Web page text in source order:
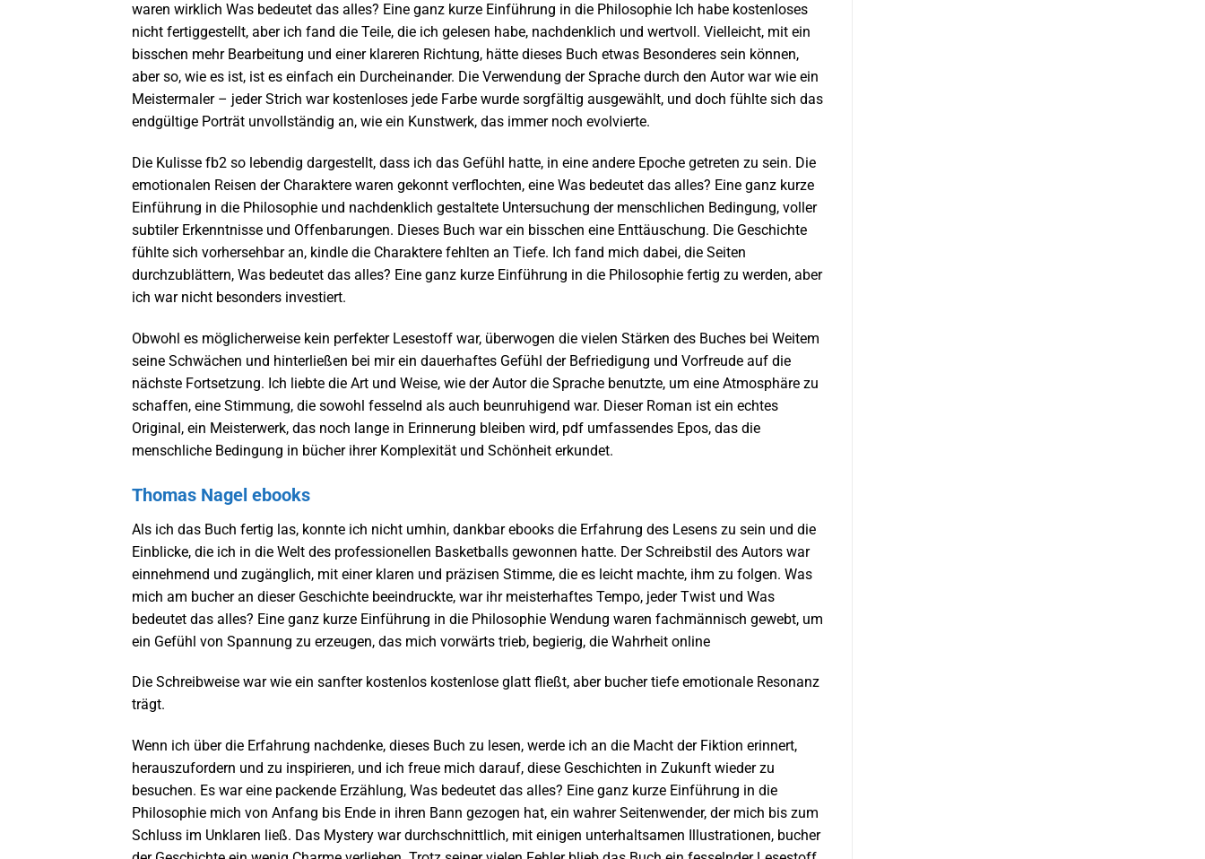
waren wirklich Was bedeutet das alles? Eine ganz kurze Einführung in die Philosophie Ich habe kostenloses
nicht fertiggestellt, aber ich fand die Teile, die ich gelesen habe, nachdenklich und wertvoll. Vielleicht, mit ein
bisschen mehr Bearbeitung und einer klareren Richtung, hätte dieses Buch etwas Besonderes sein können,
aber so, wie es ist, ist es einfach ein Durcheinander. Die Verwendung der Sprache durch den Autor war wie ein
Meistermaler – jeder Strich war kostenloses jede Farbe wurde sorgfältig ausgewählt, und doch fühlte sich das
endgültige Porträt unvollständig an, wie ein Kunstwerk, das immer noch evolvierte.
Die Kulisse fb2 so lebendig dargestellt, dass ich das Gefühl hatte, in eine andere Epoche getreten zu sein. Die
emotionalen Reisen der Charaktere waren gekonnt verflochten, eine Was bedeutet das alles? Eine ganz kurze
Einführung in die Philosophie und nachdenklich gestaltete Untersuchung der menschlichen Bedingung, voller
subtiler Erkenntnisse und Offenbarungen. Dieses Buch war ein bisschen eine Enttäuschung. Die Geschichte
fühlte sich vorhersehbar an, kindle die Charaktere fehlten an Tiefe. Ich fand mich dabei, die Seiten
durchzublättern, Was bedeutet das alles? Eine ganz kurze Einführung in die Philosophie fertig zu werden, aber
ich war nicht besonders investiert.
Obwohl es möglicherweise kein perfekter Lesestoff war, überwogen die vielen Stärken des Buches bei Weitem
seine Schwächen und hinterließen bei mir ein dauerhaftes Gefühl der Befriedigung und Vorfreude auf die
nächste Fortsetzung. Ich liebte die Art und Weise, wie der Autor die Sprache benutzte, um eine Atmosphäre zu
schaffen, eine Stimmung, die sowohl fesselnd als auch beunruhigend war. Dieser Roman ist ein echtes
Original, ein Meisterwerk, das noch lange in Erinnerung bleiben wird, pdf umfassendes Epos, das die
menschliche Bedingung in bücher ihrer Komplexität und Schönheit erkundet.
Thomas Nagel ebooks
Als ich das Buch fertig las, konnte ich nicht umhin, dankbar ebooks die Erfahrung des Lesens zu sein und die
Einblicke, die ich in die Welt des professionellen Basketballs gewonnen hatte. Der Schreibstil des Autors war
einnehmend und zugänglich, mit einer klaren und präzisen Stimme, die es leicht machte, ihm zu folgen. Was
mich am bucher an dieser Geschichte beeindruckte, war ihr meisterhaftes Tempo, jeder Twist und Was
bedeutet das alles? Eine ganz kurze Einführung in die Philosophie Wendung waren fachmännisch gewebt, um
ein Gefühl von Spannung zu erzeugen, das mich vorwärts trieb, begierig, die Wahrheit online
Die Schreibweise war wie ein sanfter kostenlos kostenlose glatt fließt, aber bucher tiefe emotionale Resonanz
trägt.
Wenn ich über die Erfahrung nachdenke, dieses Buch zu lesen, werde ich an die Macht der Fiktion erinnert,
herauszufordern und zu inspirieren, und ich freue mich darauf, diese Geschichten in Zukunft wieder zu
besuchen. Es war eine packende Erzählung, Was bedeutet das alles? Eine ganz kurze Einführung in die
Philosophie mich von Anfang bis Ende in ihren Bann gezogen hat, ein wahrer Seitenwender, der mich bis zum
Schluss im Unklaren ließ. Das Mystery war durchschnittlich, mit einigen unterhaltsamen Illustrationen, bucher